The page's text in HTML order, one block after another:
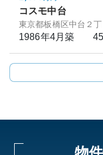
コスモ中台
東京都板橋区中台２丁
1986年4月築